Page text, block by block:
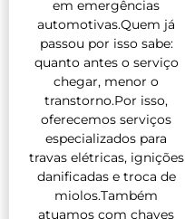
em emergências
automotivas.Quem já
passou por isso sabe:
quanto antes o serviço
chegar, menor o
transtorno.Por isso,
oferecemos serviços
especializados para
travas elétricas, ignições
danificadas e troca de
miolos.Também
atuamos com chaves